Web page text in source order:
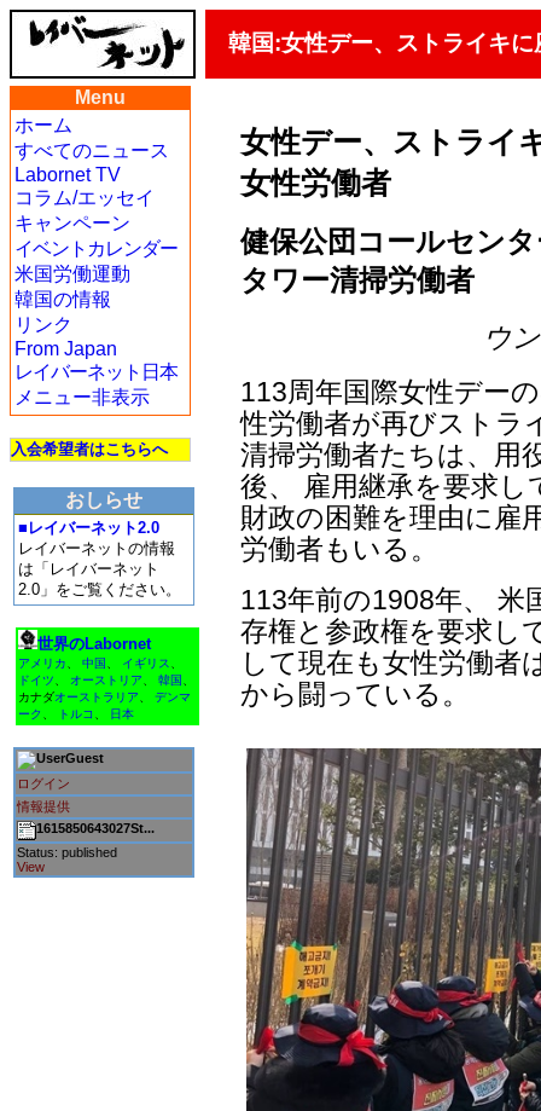
韓国:女性デー、ストライキ
Menu
ホーム
すべてのニュース
Labornet TV
コラム/エッセイ
キャンペーン
イベントカレンダー
米国労働運動
韓国の情報
リンク
From Japan
レイバーネット日本
メニュー非表示
入会希望者はこちらへ
おしらせ
■レイバーネット2.0
レイバーネットの情報
は「レイバーネット
2.0」をご覧ください。
世界のLabornet
アメリカ 中国 イギリス
ドイツ
オーストリア 韓国
カナダオーストラリア
デンマ
ーク
トルコ 日本
Guest
ログイン
情報提供
1615850643027St...
Status: published
View
女性デー、ストライ
女性労働者
健保公団コールセン
タワー清掃労働者
ウ
113周年国際女性デー
性労働者が再びストラ
清掃労働者たちは、用
後、 雇用継承を要求
財政の困難を理由に雇
労働者もいる。
113年前の1908年、 米
存権と参政権を要求し
して現在も女性労働者
から闘っている。